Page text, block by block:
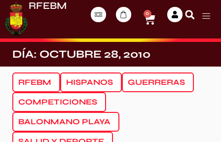
RFEBM
0
DÍA: OCTUBRE 28, 2010
RFEBM HISPANOS GUERRERAS
COMPETICIONES
BALONMANO PLAYA